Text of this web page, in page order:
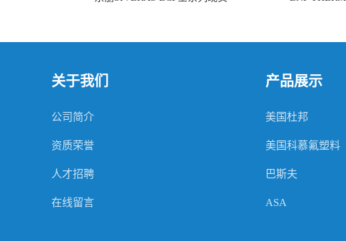
关于我们
公司简介
资质荣誉
人才招聘
在线留言
产品展示
美国杜邦
美国科慕氟塑料
巴斯夫
ASA